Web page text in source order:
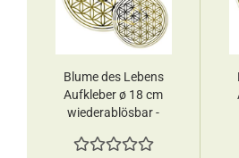
Blume des Lebens
Aufkleber ø 18 cm
wiederablösbar -